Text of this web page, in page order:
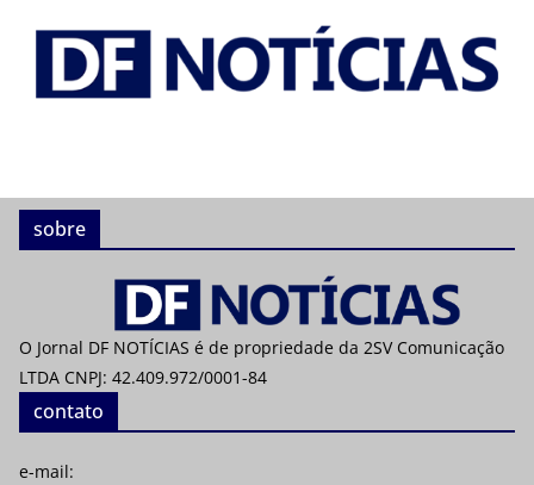
sobre
O Jornal DF NOTÍCIAS é de propriedade da 2SV Comunicação
LTDA CNPJ: 42.409.972/0001-84
contato
e-mail: